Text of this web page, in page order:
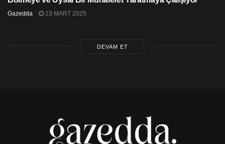
Gazedda 23 MART 2025
DEVAM ET